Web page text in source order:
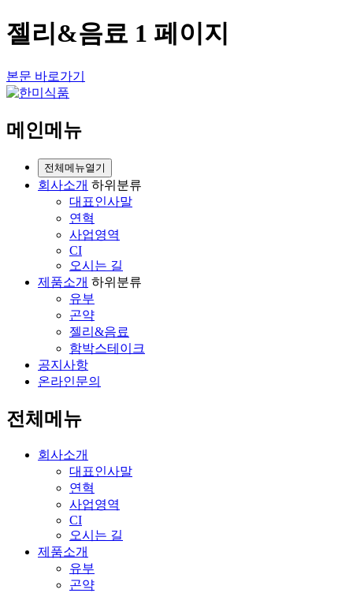
젤리&음료 1 페이지
본문 바로가기
메인메뉴
전체메뉴열기
회사소개 하위분류
대표인사말
연혁
사업영역
CI
오시는 길
제품소개 하위분류
유부
곤약
젤리&음료
함박스테이크
공지사항
온라인문의
전체메뉴
회사소개
대표인사말
연혁
사업영역
CI
오시는 길
제품소개
유부
곤약